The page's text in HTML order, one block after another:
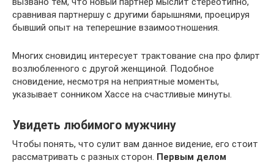
сравнивая партнершу с другими барышнями, проецируя
бывший опыт на теперешние взаимоотношения.
Многих сновидиц интересует трактование сна про флирт
возлюбленного с другой женщиной. Подобное
сновидение, несмотря на неприятные моменты,
указывает сонником Хассе на счастливые минуты.
Увидеть любимого мужчину
Чтобы понять, что сулит вам данное видение, его стоит
рассматривать с разных сторон. Первым делом